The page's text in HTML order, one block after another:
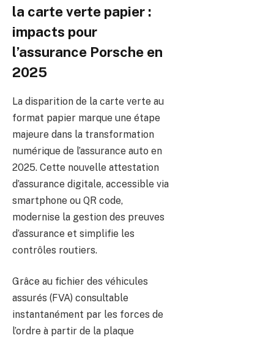
la carte verte papier :
impacts pour
l’assurance Porsche en
2025
La disparition de la carte verte au
format papier marque une étape
majeure dans la transformation
numérique de l’assurance auto en
2025. Cette nouvelle attestation
d’assurance digitale, accessible via
smartphone ou QR code,
modernise la gestion des preuves
d’assurance et simplifie les
contrôles routiers.
Grâce au fichier des véhicules
assurés (FVA) consultable
instantanément par les forces de
l’ordre à partir de la plaque